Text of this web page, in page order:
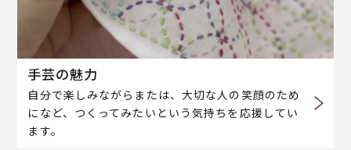
手芸の魅力
自分で楽しみながらまたは、大切な人の笑顔のため
になど、つくってみたいという気持ちを応援してい
ます。